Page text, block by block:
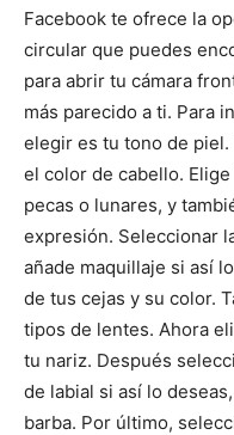
Facebook te ofrece la
circular que puedes
para abrir tu cámara
más parecido a ti. Para
elegir es tu tono de
el color de cabello.
pecas o lunares, y
expresión. Seleccionar
añade maquillaje si así
de tus cejas y su color.
tipos de lentes. Ahora
tu nariz. Después
de labial si así lo
barba. Por último,